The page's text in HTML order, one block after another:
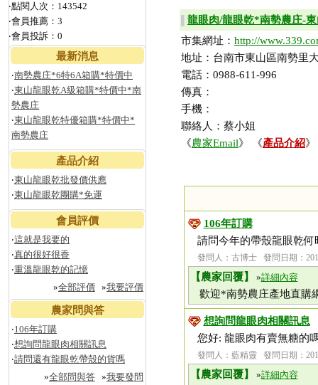
‧點閱人次：143542
‧會員推薦：3
‧會員投訴：0
最新消息
‧南勢農庄*6特6A箱購*特價中
‧東山龍眼乾A級箱購*特價中*南
勢農庄
‧東山龍眼乾特優箱購*特價中*
南勢農庄
產品介紹
‧東山龍眼乾批發價供應
‧東山龍眼乾團購*免運
會員評價
‧這就是我要的
‧真的很好很香
‧重溫龍眼乾的記憶
»全部評價 »我要評價
農家問與答
‧106年訂購
‧想詢問龍眼肉相關訊息
‧請問還有龍眼乾帶殼的貨嗎
»全部問與答 »我要發問
龍眼肉/龍眼乾*南勢農庄-
市集網址： http://
地址：台南市東山區南勢里
電話：0988-611-996
傳真：
手機：
聯絡人：蔡小姐
《農家Email》 《產品介紹
106年訂購
請問今年的帶殼龍眼乾何
發問人：古博士 發問日期：
【農家回覆】 »詳細內容
歡迎*南勢農庄產地直購
想詢問龍眼肉相關訊息
您好: 龍眼肉有賣無糖的
發問人：藍精靈 發問日期：
【農家回覆】 »詳細內容